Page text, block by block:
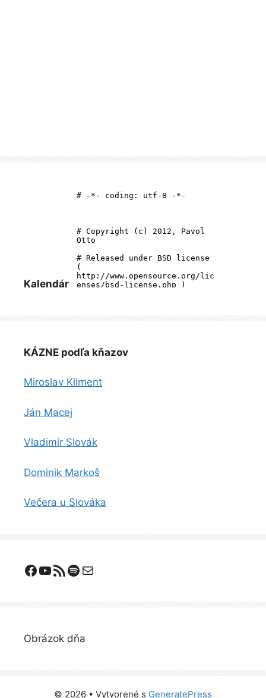
Kalendár
KÁZNE podľa kňazov
Miroslav Kliment
Ján Macej
Vladimír Slovák
Dominik Markoš
Večera u Slováka
Facebook
YouTube
Odoberanie RSSSpotify
E-mail
Obrázok dňa
© 2026 • Vytvorené s GeneratePress